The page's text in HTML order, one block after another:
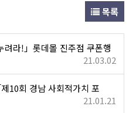
목록
려라!」롯데몰 진주점 쿠폰행
21.03.02
10회 경남 사회적가치 포
21.01.21